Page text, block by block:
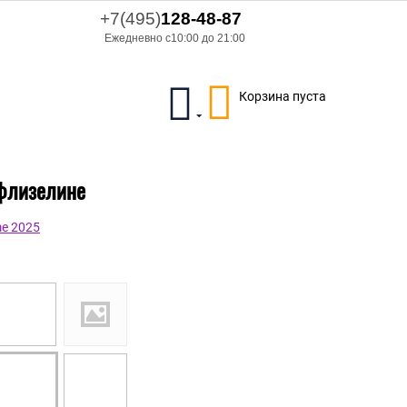
+7(495)128-48-87
Ежедневно с10:00 до 21:00
Корзина пуста
2025